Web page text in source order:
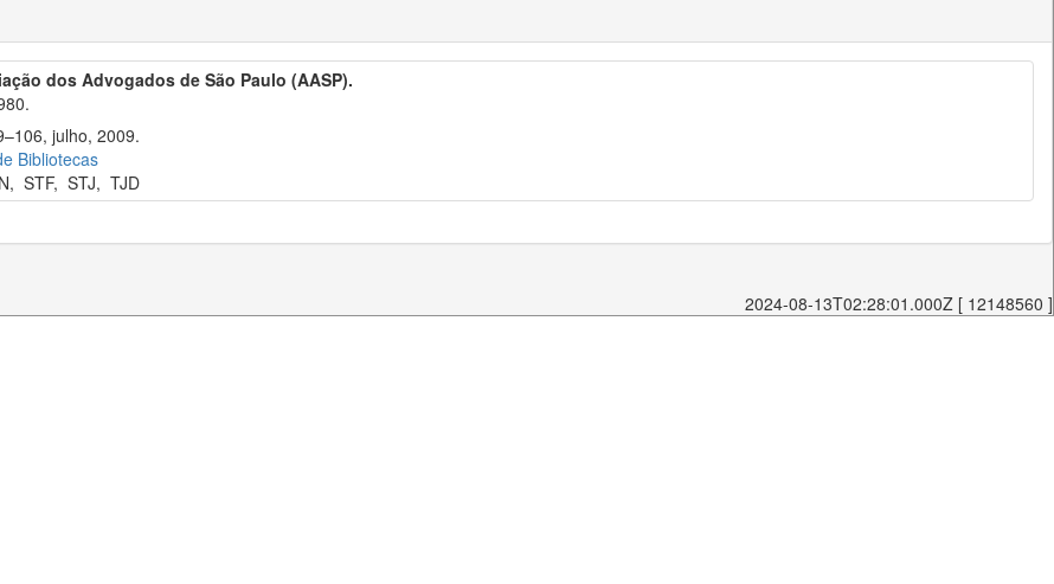
dos Advogados de São Paulo (AASP).
julho, 2009.
Bibliotecas
, STF, STJ, TJD
2024-08-13T02:28:01.000Z [ 12148560 ]